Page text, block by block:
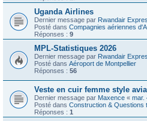
Uganda Airlines
Dernier message par Rwandair
Posté dans Compagnies aériennes
Réponses : 9
MPL-Statistiques 2026
Dernier message par Rwandair
Posté dans Aéroport de Montpellier
Réponses : 56
Veste en cuir femme style
Dernier message par Maxence « mar.
Posté dans Construction & Questions
Réponses : 1